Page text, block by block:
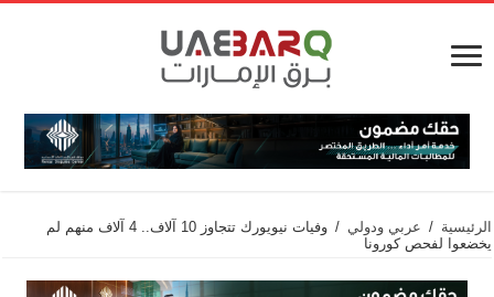
الرئيسية / عربي ودولي /
وفيات نيويورك تتجاوز 10 آلاف.. 4 آلاف منهم لم
يخضعوا لفحص كورونا